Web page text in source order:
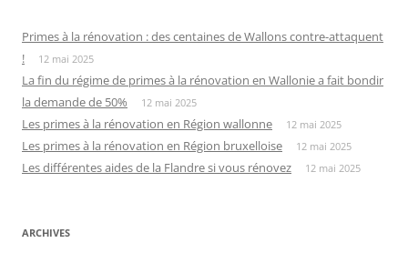
Primes à la rénovation : des centaines de Wallons contre-attaquent
!
12 mai 2025
La fin du régime de primes à la rénovation en Wallonie a fait bondir
la demande de 50%
12 mai 2025
Les primes à la rénovation en Région wallonne 12 mai 2025
Les primes à la rénovation en Région bruxelloise 12 mai 2025
Les différentes aides de la Flandre si vous rénovez 12 mai 2025
ARCHIVES